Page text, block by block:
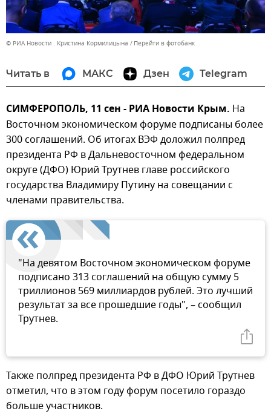
© РИА Новости . Кристина Кормилицына Перейти в фотобанк
Читать в МАКС Дзен Telegram
СИМФЕРОПОЛЬ, 11 сен - РИА Новости Крым. На
Восточном экономическом форуме подписаны более
300 соглашений. Об итогах ВЭФ доложил полпред
президента РФ в Дальневосточном федеральном
округе (ДФО) Юрий Трутнев главе российского
государства Владимиру Путину на совещании с
членами правительства.
"На девятом Восточном экономическом форуме
подписано 313 соглашений на общую сумму 5
триллионов 569 миллиардов рублей. Это лучший
результат за все прошедшие годы", – сообщил
Трутнев.
Также полпред президента РФ в ДФО Юрий Трутнев
отметил, что в этом году форум посетило гораздо
больше участников.